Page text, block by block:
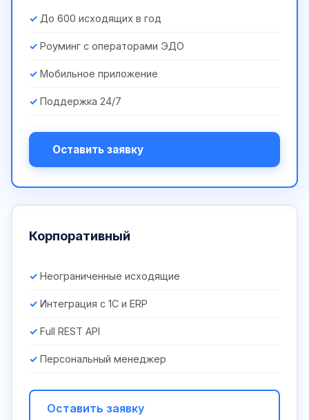
До 600 исходящих в год
Роуминг с операторами ЭДО
Мобильное приложение
Поддержка 24/7
Оставить заявку
Корпоративный
Неограниченные исходящие
Интеграция с 1С и ERP
Full REST API
Персональный менеджер
Оставить заявку